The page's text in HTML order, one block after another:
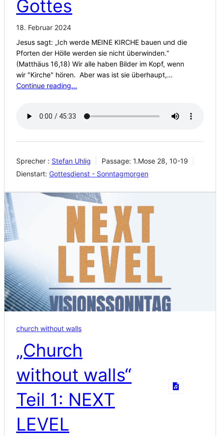
Gottes
18. Februar 2024
Jesus sagt: „Ich werde MEINE KIRCHE bauen und die
Pforten der Hölle werden sie nicht überwinden.“
(Matthäus 16,18) Wir alle haben Bilder im Kopf, wenn
wir "Kirche" hören. Aber was ist sie überhaupt,…
Continue reading...
Sprecher : Stefan Uhlig Passage: 1.Mose 28, 10-19
Dienstart: Gottesdienst - Sonntagmorgen
church without walls
„Church
without walls“
Teil 1: NEXT
LEVEL